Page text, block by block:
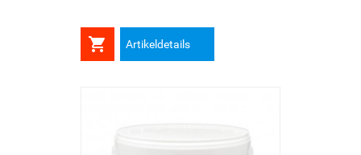
 Artikeldetails